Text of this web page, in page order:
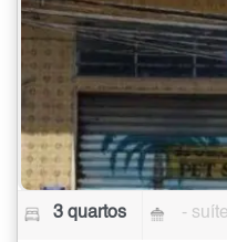
3 quartos - suíte